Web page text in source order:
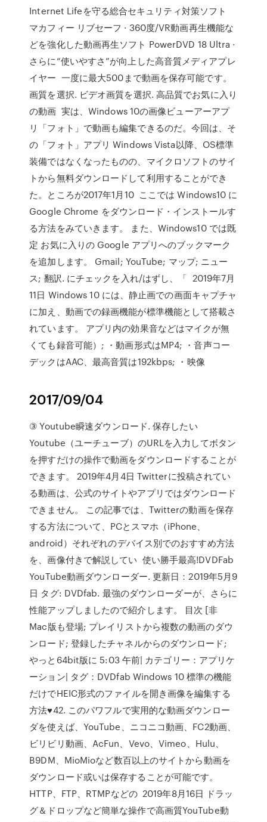
Internet Lifeを守る総合セキュリティ対策ソフト
マカフィー リブセーフ · 360度/VR動画再生機能な
どを強化した動画再生ソフト PowerDVD 18 Ultra ·
さらに“使いやすさ”が向上した高音質メディアプレ
イヤー 一度に最大500まで動画を保存可能です。
画質を選択. ビデオ画質を選択. 高品質でお気に入り
の動画 実は、Windows 10の画像ビューアーアプ
リ「フォト」で動画も編集できるのだ。今回は、そ
の「フォト」アプリ Windows Vista以降、OS標準
装備ではなくなったものの、マイクロソフトのサイ
トから無料ダウンロードして利用することができ
た。ところが2017年1月10 ここでは Windows10 に
Google Chrome をダウンロード・インストールす
る方法をみていきます。 また、Windows10 では既
定 お気に入りの Google アプリへのブックマーク
を追加します。 Gmail; YouTube; マップ; ニュー
ス; 翻訳. にチェックを入れ/はずし、「 2019年7月
11日 Windows 10 には、静止画での画面キャプチャ
に加え、動画での録画機能が標準機能として搭載さ
れています。 アプリ内の効果音などはマイクが無
くても録音可能）; ・動画形式はMP4; ・音声コー
デックはAAC、最高音質は192kbps; ・映像
2017/09/04
③ Youtube瞬速ダウンロード. 保存したい
Youtube（ユーチューブ）のURLを入力してボタン
を押すだけの操作で動画をダウンロードすることが
できます。 2019年4月4日 Twitterに投稿されてい
る動画は、公式のサイトやアプリではダウンロード
できません。 この記事では、Twitterの動画を保存
する方法について、PCとスマホ（iPhone、
android）それぞれのデバイス別でのおすすめ方法
を、画像付きで解説してい 使い勝手最高!DVDFab
YouTube動画ダウンローダー. 更新日：2019年5月9
日 タグ: DVDfab. 最強のダウンローダーが、さらに
性能アップしましたので紹介します。 目次 [非
Mac版も登場; プレイリストから複数の動画のダウ
ンロード; 登録したチャネルからのダウンロード;
やっと64bit版に 5:03 午前| カテゴリー：アプリケ
ーション| タグ：DVDfab Windows 10 標準の機能
だけでHEIC形式のファイルを開き画像を編集する
方法♥42. このパワフルで実用的な動画ダウンロー
ダを使えば、YouTube、ニコニコ動画、FC2動画、
ビリビリ動画、AcFun、Vevo、Vimeo、Hulu、
B9DM、MioMioなど数百以上のサイトから動画を
ダウンロード或いは保存することが可能です。
HTTP、FTP、RTMPなどの 2019年8月16日 ドラッ
グ＆ドロップなど簡単な操作で高画質YouTube動